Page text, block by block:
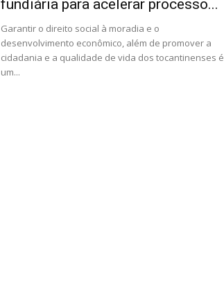
fundiária para acelerar processo...
Garantir o direito social à moradia e o
desenvolvimento econômico, além de promover a
cidadania e a qualidade de vida dos tocantinenses é
um...